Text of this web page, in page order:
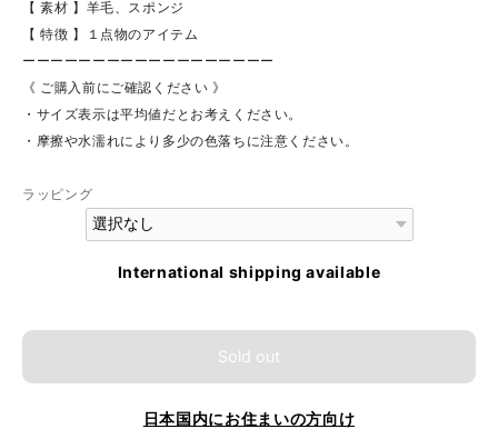
【 素材 】羊毛、スポンジ
【 特徴 】１点物のアイテム
ーーーーーーーーーーーーーーーーーー
《 ご購入前にご確認ください 》
・サイズ表示は平均値だとお考えください。
・摩擦や水濡れにより多少の色落ちに注意ください。
ラッピング
International shipping available
Sold out
日本国内にお住まいの方向け